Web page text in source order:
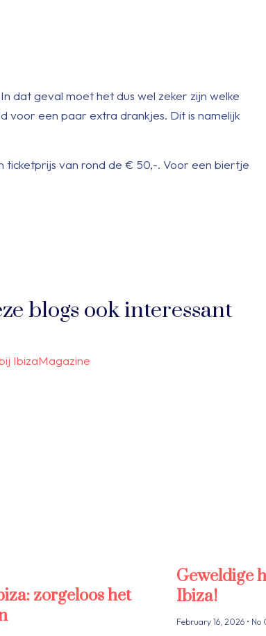
dat geval moet het dus wel zeker zijn welke
voor een paar extra drankjes. Dit is namelijk
ticketprijs van rond de € 50,-. Voor een biertje
blogs ook interessant
zorgeloos het
Geweldige
Ibiza!
February 16, 2026 No